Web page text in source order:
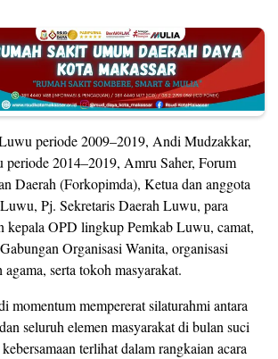
periode 2009–2019, Andi Mudzakkar,
2014–2019, Amru Saher, Forum
Daerah (Forkopimda), Ketua dan anggota
Pj. Sekretaris Daerah Luwu, para
kepala OPD lingkup Pemkab Luwu, camat,
Organisasi Wanita, organisasi
serta tokoh masyarakat.
momentum mempererat silaturahmi antara
seluruh elemen masyarakat di bulan suci
terlihat dalam rangkaian acara